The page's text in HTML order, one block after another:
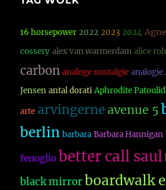
16 horsepower 2022 2023 2024
cossery alex van warmerdam alice
carbon analoge nostalgie analogie
Jensen antal dorati Aphrodite
arte arvingerne avenue 5
berlin barbara Barbara Hannigan
fenoglio better call saul
black mirror boardwalk